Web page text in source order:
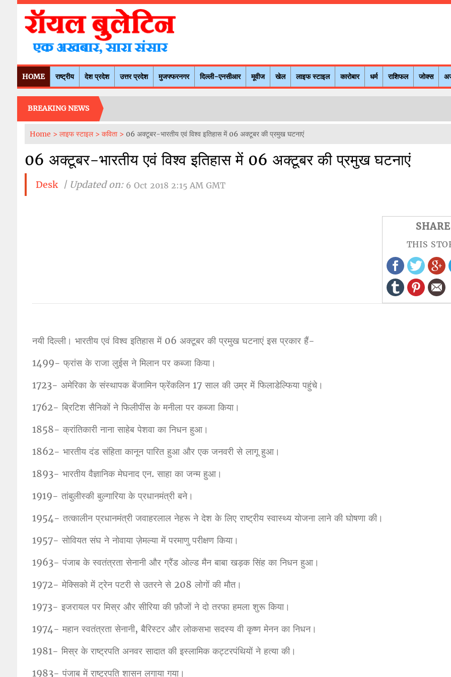
HOME राष्ट्रीय देश प्रदेश उत्तर प्रदेश मुजफ्फरनगर दिल्ली-एनसीआर मूवीज खेल लाइफ स्टाइल कारोबार धर्म राशिफल जोक्स
BREAKING NEWS
Home > लाइफ स्टाइल > कविता > 06 अक्टूबर-भारतीय एवं विश्व इतिहास में 06 अक्टूबर की प्रमुख घटनाएं
06 अक्टूबर-भारतीय एवं विश्व इतिहास में 06 अक्टूबर की प्रमुख घटनाएं
Desk | Updated on: 6 Oct 2018 2:15 AM GMT
SHARE
THIS
नयी दिल्ली। भारतीय एवं विश्व इतिहास में 06 अक्टूबर की प्रमुख घटनाएं इस प्रकार हैं-
1499- फ्रांस के राजा लुईस ने मिलान पर कब्जा किया।
1723- अमेरिका के संस्थापक बेंजामिन फ्रेंकलिन 17 साल की उम्र में फिलाडेल्फिया पहुंचे।
1762- ब्रिटिश सैनिकों ने फिलीपींस के मनीला पर कब्जा किया।
1858- क्रांतिकारी नाना साहेब पेशवा का निधन हुआ।
1862- भारतीय दंड संहिता कानून पारित हुआ और एक जनवरी से लागू हुआ।
1893- भारतीय वैज्ञानिक मेघनाद एन. साहा का जन्म हुआ।
1919- तांबुलीस्की बुल्गारिया के प्रधानमंत्री बने।
1954- तत्कालीन प्रधानमंत्री जवाहरलाल नेहरू ने देश के लिए राष्ट्रीय स्वास्थ्य योजना लाने की घोषणा की।
1957- सोवियत संघ ने नोवाया ज़ेमल्या में परमाणु परीक्षण किया।
1963- पंजाब के स्वतंत्रता सेनानी और ग्रैंड ओल्ड मैन बाबा खड़क सिंह का निधन हुआ।
1972- मेक्सिको में ट्रेन पटरी से उतरने से 208 लोगों की मौत।
1973- इजरायल पर मिस्र और सीरिया की फ़ौजों ने दो तरफा हमला शुरू किया।
1974- महान स्वतंत्रता सेनानी, बैरिस्टर और लोकसभा सदस्य वी कृष्ण मेनन का निधन।
1981- मिस्र के राष्ट्रपति अनवर सादात की इस्लामिक कट्टरपंथियों ने हत्या की।
1983- पंजाब में राष्ट्रपति शासन लगाया गया।